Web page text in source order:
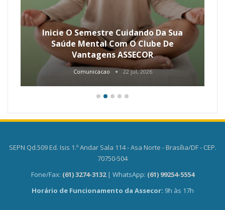
Inicie O Semestre Cuidando Da Sua
Saúde Mental Com O Clube De
Vantagens ASSECOR
Comunicacao 22 jul, 2026
SEPN Qd.509 Ed. Isis 1.º Andar Sala 114 - Asa Norte - Brasília/DF - CEP.
70750-504
Fone/Fax: (61) 3274-3132 | WhatsApp: (61) 99254-5554
Horário de Funcionamento da Assecor: 9h às 17h